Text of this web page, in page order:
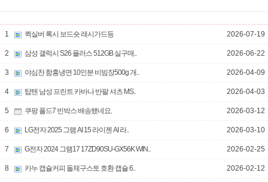
1 퀵실버 록시 보드숏 래시가드등 2026-07-19
2 삼성 갤럭시 S26 플러스 512GB 실구매.. 2026-06-22
3 야심찬 함흥냉면 10인분 비빔장500g 개.. 2026-04-09
4 탑텐 남성 프린트 카바나 반팔 셔츠 MS.. 2026-04-03
5 쿠팡 폴드7 빈박스 배송됐네요. 2026-03-12
6 LG전자 2025 그램 AI 15 라이젠 AI 라.. 2026-03-10
7 G전자 2024 그램17 17ZD90SU-GX56K WIN.. 2026-02-25
8 카누 캡슐커피 돌체구스토 호환 캡슐 6.. 2026-02-12